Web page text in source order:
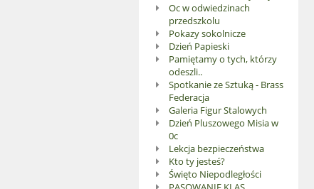
Oc w odwiedzinach
przedszkolu
Pokazy sokolnicze
Dzień Papieski
Pamiętamy o tych, którzy
odeszli..
Spotkanie ze Sztuką - Brass
Federacja
Galeria Figur Stalowych
Dzień Pluszowego Misia w
0c
Lekcja bezpieczeństwa
Kto ty jesteś?
Święto Niepodległości